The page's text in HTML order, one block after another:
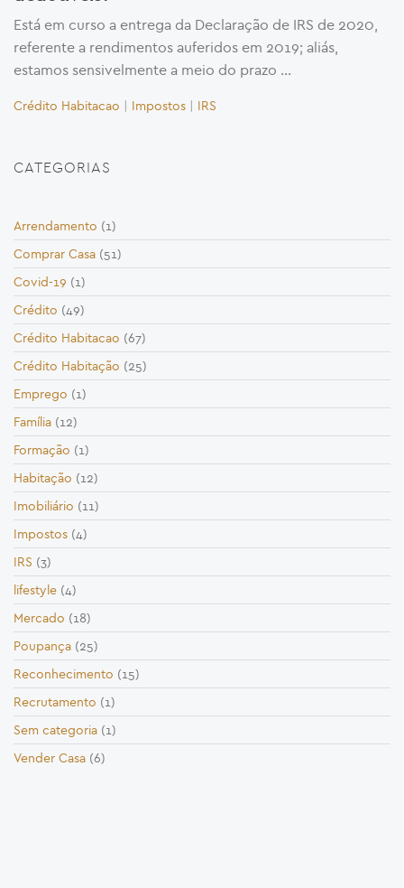
Está em curso a entrega da Declaração de IRS de 2020,
referente a rendimentos auferidos em 2019; aliás,
estamos sensivelmente a meio do prazo …
Crédito Habitacao | Impostos | IRS
CATEGORIAS
Arrendamento (1)
Comprar Casa (51)
Covid-19 (1)
Crédito (49)
Crédito Habitacao (67)
Crédito Habitação (25)
Emprego (1)
Família (12)
Formação (1)
Habitação (12)
Imobiliário (11)
Impostos (4)
IRS (3)
lifestyle (4)
Mercado (18)
Poupança (25)
Reconhecimento (15)
Recrutamento (1)
Sem categoria (1)
Vender Casa (6)